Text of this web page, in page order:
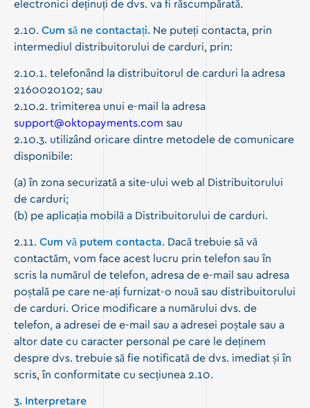
electronici deținuți de dvs. va fi răscumpărată.
2.10. Cum să ne contactați. Ne puteți contacta, prin
intermediul distribuitorului de carduri, prin:
2.10.1. telefonând la distribuitorul de carduri la adresa
2160020102; sau
2.10.2. trimiterea unui e-mail la adresa
support@oktopayments.com sau
2.10.3. utilizând oricare dintre metodele de comunicare
disponibile:
(a) în zona securizată a site-ului web al Distribuitorului
de carduri;
(b) pe aplicația mobilă a Distribuitorului de carduri.
2.11. Cum vă putem contacta. Dacă trebuie să vă
contactăm, vom face acest lucru prin telefon sau în
scris la numărul de telefon, adresa de e-mail sau adresa
poștală pe care ne-ați furnizat-o nouă sau distribuitorului
de carduri. Orice modificare a numărului dvs. de
telefon, a adresei de e-mail sau a adresei poștale sau a
altor date cu caracter personal pe care le deținem
despre dvs. trebuie să fie notificată de dvs. imediat și în
scris, în conformitate cu secțiunea 2.10.
3. Interpretare